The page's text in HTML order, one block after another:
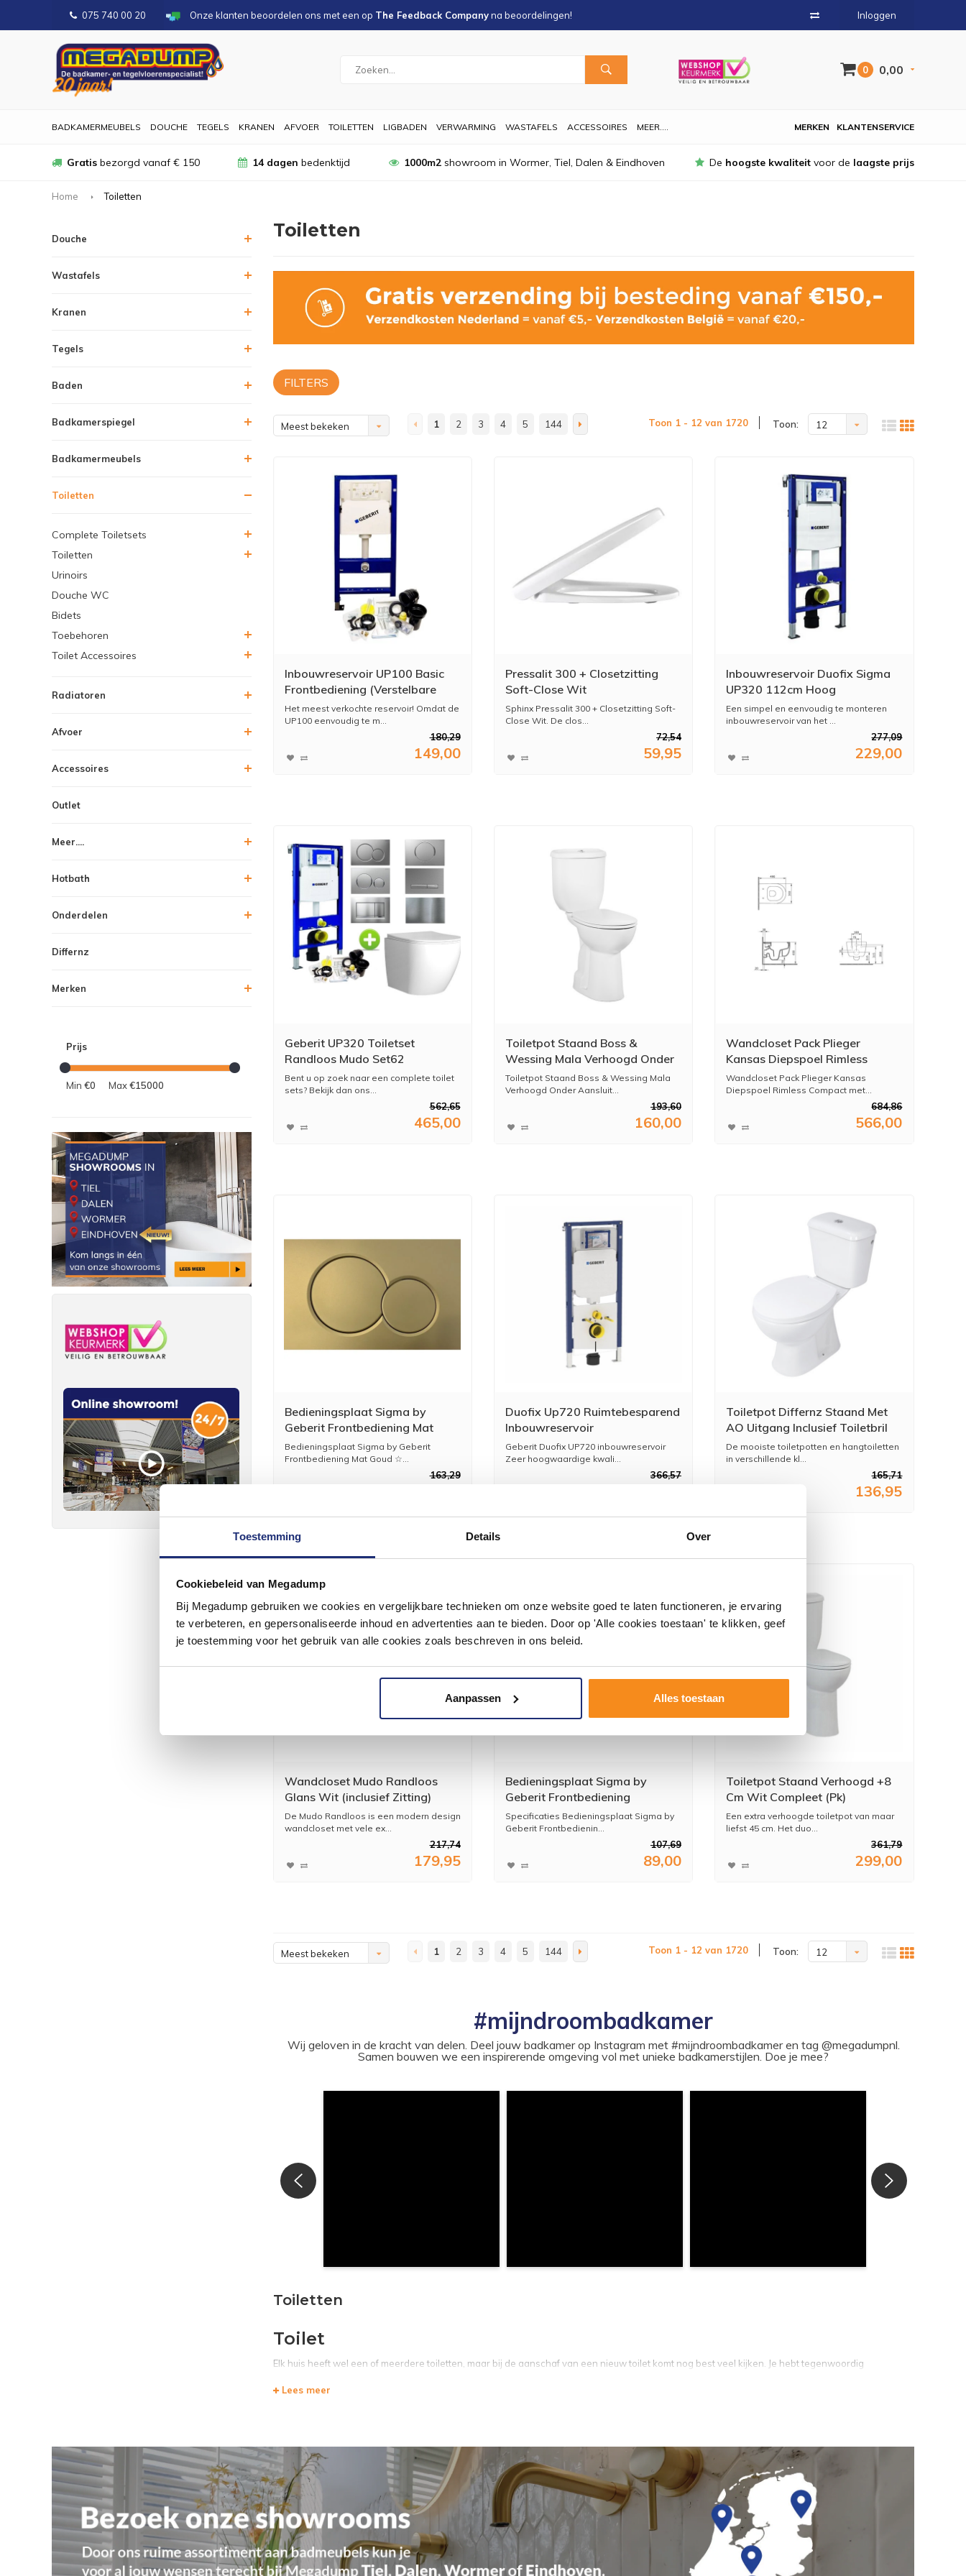
Toestemming Details Over
Cookiebeleid van Megadump
Bij Megadump gebruiken we cookies en vergelijkbare technieken om onze website goed te laten functioneren, je ervaring
te verbeteren, en gepersonaliseerde inhoud en advertenties aan te bieden. Door op 'Alle cookies toestaan' te klikken, geef
je toestemming voor het gebruik van alle cookies zoals beschreven in ons beleid.
Aanpassen Alles toestaan
075 740 00 20 Onze klanten beoordelen ons met een op The Feedback Companyna beoordelingen! Inloggen
0 0,00
BADKAMERMEUBELS DOUCHE TEGELS KRANEN AFVOER TOILETTEN LIGBADEN VERWARMING WASTAFELS ACCESSOIRES MEER.... KLANTENSERVICE
MERKEN
Gratis bezorgd vanaf € 150 14 dagen bedenktijd 1000m2showroom in Wormer, Tiel, Dalen & Eindhoven De hoogste kwaliteit voor de laagste prijs
Home Toiletten
Douche
Wastafels
Kranen
Tegels
Baden
Badkamerspiegel
Badkamermeubels
Toiletten
Complete Toiletsets
Toiletten
Urinoirs
Douche WC
Bidets
Toebehoren
Toilet Accessoires
Radiatoren
Afvoer
Accessoires
Outlet
Meer....
Hotbath
Onderdelen
Differnz
Merken
Prijs
Min €0 Max€15000
Toiletten
FILTERS
Meest bekeken 1 2 3 4 5 144 Toon 1 - 12 van 1720 Toon: 12
Inbouwreservoir UP100 Basic
Frontbediening (Verstelbare
hoogte/diepte)
Het meest verkochte reservoir! Omdat de
UP100 eenvoudig te m...
180,29
149,00
Pressalit 300 + Closetzitting
Soft-Close Wit
Sphinx Pressalit 300 + Closetzitting Soft-
Close Wit. De clos...
72,54
59,95
Inbouwreservoir Duofix Sigma
UP320 112cm Hoog
Een simpel en eenvoudig te monteren
inbouwreservoir van het ...
277,09
229,00
Geberit UP320 Toiletset
Randloos Mudo Set62
Bent u op zoek naar een complete toilet
sets? Bekijk dan ons...
562,65
465,00
Toiletpot Staand Boss &
Wessing Mala Verhoogd Onder
Aansluiting Wit
Toiletpot Staand Boss & Wessing Mala
Verhoogd Onder Aansluit...
193,60
160,00
Wandcloset Pack Plieger
Kansas Diepspoel Rimless
Compact met Closetzitting
36x49cm Mat Zwart
Wandcloset Pack Plieger Kansas
Diepspoel Rimless Compact met...
684,86
566,00
Bedieningsplaat Sigma by
Geberit Frontbediening Mat
Goud
Bedieningsplaat Sigma by Geberit
Frontbediening Mat Goud ☆...
163,29
Duofix Up720 Ruimtebesparend
Inbouwreservoir
Geberit Duofix UP720 inbouwreservoir
Zeer hoogwaardige kwali...
366,57
Toiletpot Differnz Staand Met
AO Uitgang Inclusief Toiletbril
Wit
De mooiste toiletpotten en hangtoiletten
in verschillende kl...
165,71
136,95
Wandcloset Mudo Randloos
Glans Wit (inclusief Zitting)
De Mudo Randloos is een modern design
wandcloset met vele ex...
217,74
179,95
Bedieningsplaat Sigma by
Geberit Frontbediening
Gunmetal Mat
Specificaties Bedieningsplaat Sigma by
Geberit Frontbedienin...
107,69
89,00
Toiletpot Staand Verhoogd +8
Cm Wit Compleet (Pk)
Een extra verhoogde toiletpot van maar
liefst 45 cm. Het duo...
361,79
299,00
Meest bekeken 1 2 3 4 5 144 Toon 1 - 12 van 1720 Toon: 12
#mijndroombadkamer
Wij geloven in de kracht van delen. Deel jouw badkamer op Instagram met #mijndroombadkamer en tag @megadumpnl.
Samen bouwen we een inspirerende omgeving vol met unieke badkamerstijlen. Doe je mee?
Toiletten
Toilet
Elk huis heeft wel een of meerdere toiletten, maar bij de aanschaf van een nieuw toilet komt nog best veel kijken. Je hebt tegenwoordig
Megadump Wormer heeft een groot assortiment toiletten, denk hier bijvoorbeeld aan verschillende topmerken zoals Geberit, Villeroy en Boch,
een sphinx toilet en nog meer top merken. Maar niet alleen standaard toiletten maar tevens ook een los urinoir of een origineel Geberit inbouw
reservoir.
Toiletset
Bij Megadump Wormer bieden wij niet alleen top kwaliteit losse toiletten aan maar hebben wij ook inbouwreservoirs of hangtoiletten (wandcloset,
hangend toilet). Wij maken bovendien ook nog mooie kortingen opgeberit toilet sets , ons assortiment bestaat ongeveer 20 verschillende setjes
Lees meer